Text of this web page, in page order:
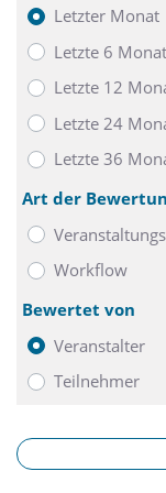
Für die nötige
Sauna, als auch
Alltag für eine
liegende
Innehalten oder
Wir freuen uns,
Letzter Monat
Letzte 6
Letzte 12
Letzte 24
Letzte 36
Art der
Workflow
Bewertet von
Veranstalter
Teilnehmer